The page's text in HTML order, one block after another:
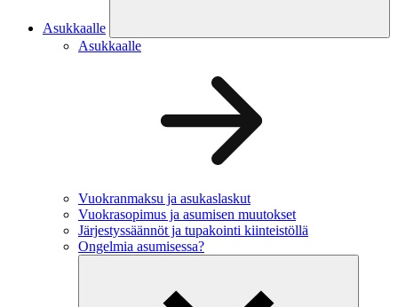
Asukkaalle
Asukkaalle
Vuokranmaksu ja asukaslaskut
Vuokrasopimus ja asumisen muutokset
Järjestyssäännöt ja tupakointi kiinteistöllä
Ongelmia asumisessa?